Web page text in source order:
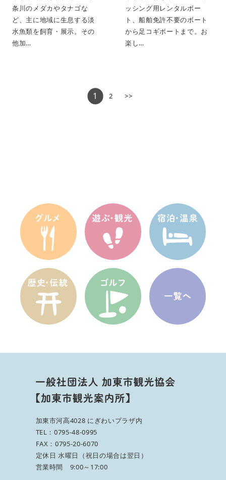
条川のメダカやタナゴな
ど、主に地域に生息する淡
水魚類を飼育・展示。その
他加…
ッシング用レンタルボー
ト、船舶免許不要のボート
から足コギボートまで。お
楽し…
1 2 >>
加東市河高4028 にぎわいプラザ内
TEL：0795-48-0995
FAX：0795-20-6070
定休日 水曜日（祝日の場合は翌日）
営業時間 9:00～17:00